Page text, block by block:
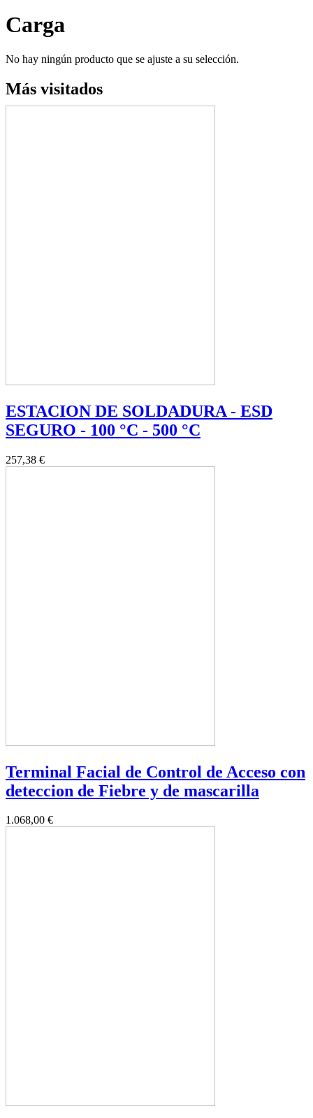
Carga
No hay ningún producto que se ajuste a su selección.
Más visitados
ESTACION DE SOLDADURA - ESD
SEGURO - 100 °C - 500 °C
257,38 €
Terminal Facial de Control de Acceso con
deteccion de Fiebre y de mascarilla
1.068,00 €